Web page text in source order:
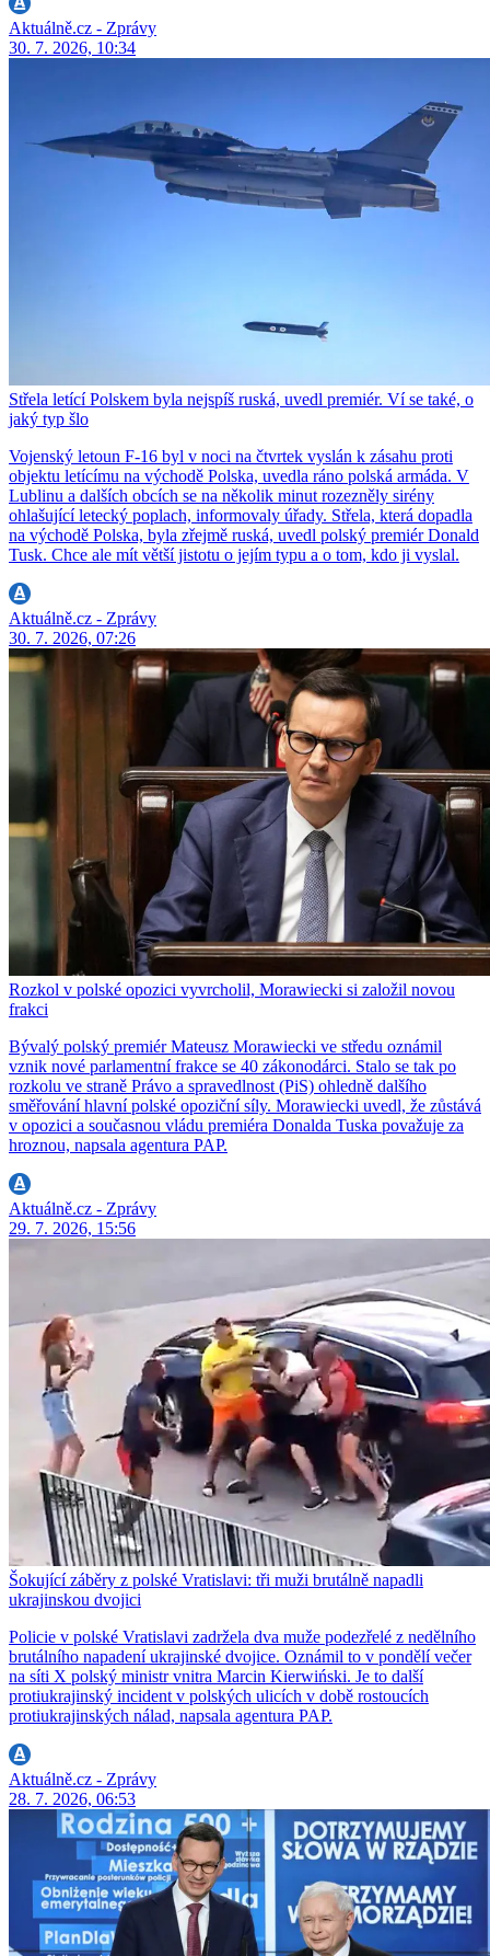
Aktuálně.cz - Zprávy
30. 7. 2026, 10:34
Střela letící Polskem byla nejspíš ruská, uvedl premiér. Ví se také, o
jaký typ šlo
Vojenský letoun F-16 byl v noci na čtvrtek vyslán k zásahu proti
objektu letícímu na východě Polska, uvedla ráno polská armáda. V
Lublinu a dalších obcích se na několik minut rozezněly sirény
ohlašující letecký poplach, informovaly úřady. Střela, která dopadla
na východě Polska, byla zřejmě ruská, uvedl polský premiér Donald
Tusk. Chce ale mít větší jistotu o jejím typu a o tom, kdo ji vyslal.
Aktuálně.cz - Zprávy
30. 7. 2026, 07:26
Rozkol v polské opozici vyvrcholil, Morawiecki si založil novou
frakci
Bývalý polský premiér Mateusz Morawiecki ve středu oznámil
vznik nové parlamentní frakce se 40 zákonodárci. Stalo se tak po
rozkolu ve straně Právo a spravedlnost (PiS) ohledně dalšího
směřování hlavní polské opoziční síly. Morawiecki uvedl, že zůstává
v opozici a současnou vládu premiéra Donalda Tuska považuje za
hroznou, napsala agentura PAP.
Aktuálně.cz - Zprávy
29. 7. 2026, 15:56
Šokující záběry z polské Vratislavi: tři muži brutálně napadli
ukrajinskou dvojici
Policie v polské Vratislavi zadržela dva muže podezřelé z nedělního
brutálního napadení ukrajinské dvojice. Oznámil to v pondělí večer
na síti X polský ministr vnitra Marcin Kierwiński. Je to další
protiukrajinský incident v polských ulicích v době rostoucích
protiukrajinských nálad, napsala agentura PAP.
Aktuálně.cz - Zprávy
28. 7. 2026, 06:53